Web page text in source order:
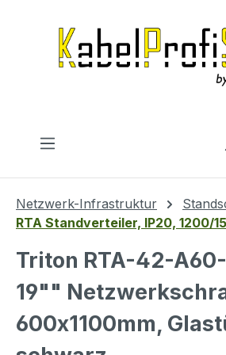
Netzwerk-Infrastruktur
RTA Standverteiler, IP20, 1200/
Triton RTA-42-
19""
600x1100mm,